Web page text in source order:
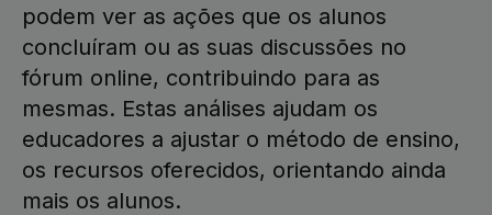
podem ver as ações que os alunos
concluíram ou as suas discussões no
fórum online, contribuindo para as
mesmas. Estas análises ajudam os
educadores a ajustar o método de ensino,
os recursos oferecidos, orientando ainda
mais os alunos.